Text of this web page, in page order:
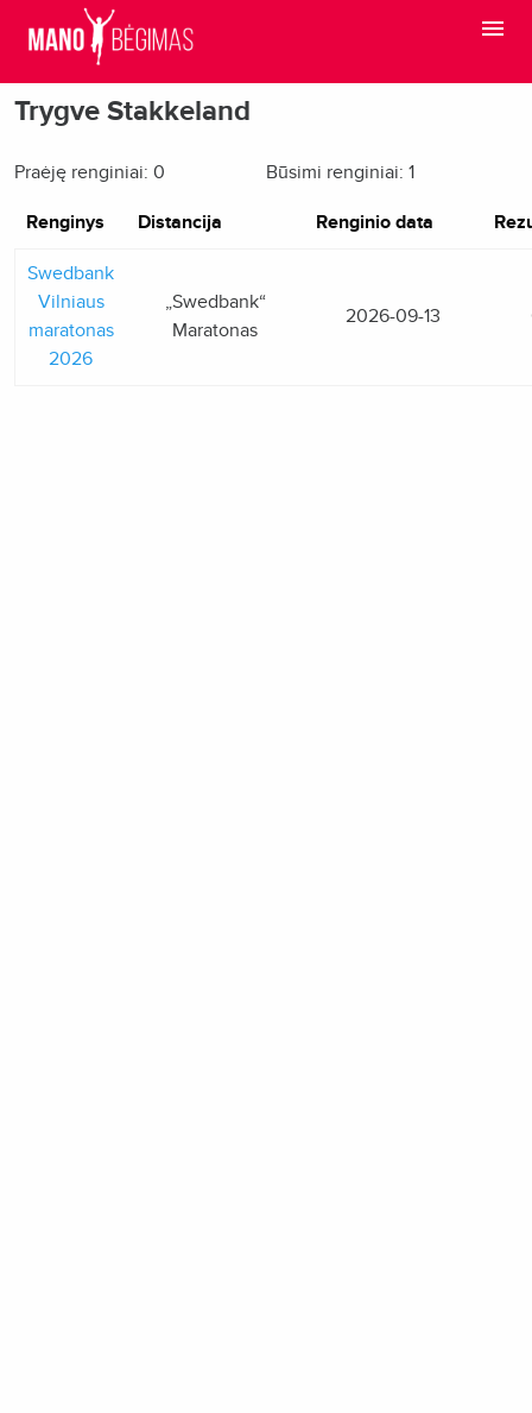
Trygve Stakkeland
Praėję renginiai: 0 Būsimi renginiai: 1
Renginys Distancija Renginio data
Swedbank
Vilniaus
maratonas
2026
„Swedbank“
Maratonas
2026-09-13